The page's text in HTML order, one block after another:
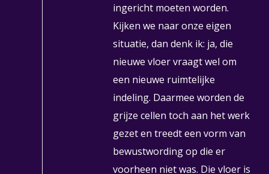
ingericht moeten worden.
Kijken we naar onze eigen
situatie, dan denk ik: ja, die
nieuwe vloer vraagt wel om
een nieuwe ruimtelijke
indeling. Daarmee worden de
grijze cellen toch aan het werk
gezet en treedt een vorm van
bewustwording op die er
voorheen niet was. Die vloer is